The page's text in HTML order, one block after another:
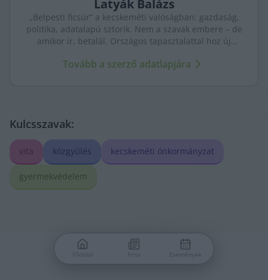
Latyák Balázs
„Belpesti ficsúr” a kecskeméti valóságban: gazdaság,
politika, adatalapú sztorik. Nem a szavak embere – de
amikor ír, betalál. Országos tapasztalattal hoz új
Tovább a szerző adatlapjára
Kulcsszavak:
vita közgyűlés kecskeméti önkormányzat
gyermekvédelem
Főoldal Friss Események